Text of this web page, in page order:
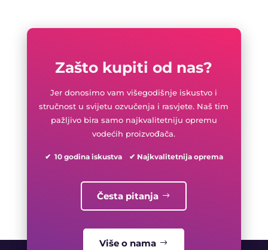
Zašto kupiti od nas?
Jer donosimo vam višegodišnje iskustvo i
stručnost u svijetu ozvučenja i rasvjete. Naš tim
pažljivo bira samo najkvalitetniju opremu
vodećih proizvođača.
✔ 10 godina iskustva ✔ Najkvalitetnija oprema
Česta pitanja
Više o nama